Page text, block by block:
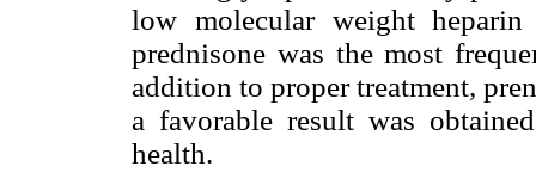
low molecular weight
prednisone was the most
addition to proper treatment,
a favorable result was
health.